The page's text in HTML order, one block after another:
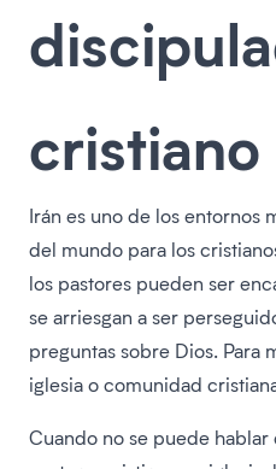
cristiano
Irán es uno de los entornos
del mundo para los
los pastores pueden ser
se arriesgan a ser
preguntas sobre Dios. Para
iglesia o comunidad
Cuando no se puede